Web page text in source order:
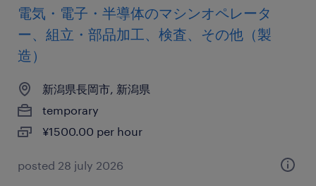
電気・電子・半導体のマシンオペレータ
ー、組立・部品加工、検査、その他（製
造）
新潟県長岡市, 新潟県
temporary
¥1500.00 per hour
posted 28 july 2026